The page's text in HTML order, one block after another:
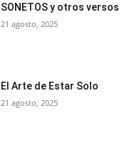
SONETOS y otros versos
21 agosto, 2025
El Arte de Estar Solo
21 agosto, 2025